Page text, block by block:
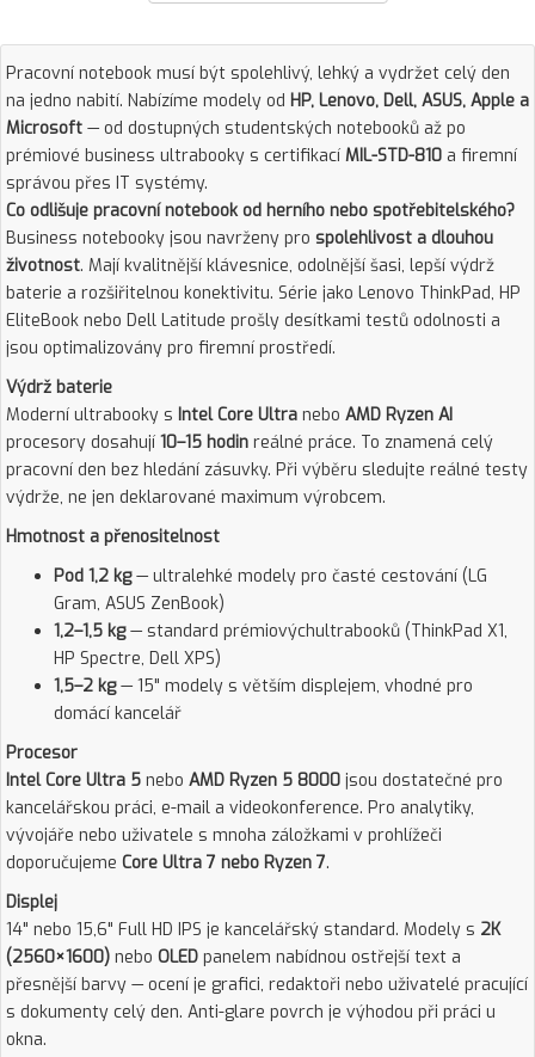
Pracovní notebook musí být spolehlivý, lehký a vydržet celý den
na jedno nabití. Nabízíme modely od HP, Lenovo, Dell, ASUS, Apple a
Microsoft — od dostupných studentských notebooků až po
prémiové business ultrabooky s certifikací MIL-STD-810 a firemní
správou přes IT systémy.
Co odlišuje pracovní notebook od herního nebo spotřebitelského?
Business notebooky jsou navrženy pro spolehlivost a dlouhou
životnost. Mají kvalitnější klávesnice, odolnější šasi, lepší výdrž
baterie a rozšiřitelnou konektivitu. Série jako Lenovo ThinkPad, HP
EliteBook nebo Dell Latitude prošly desítkami testů odolnosti a
jsou optimalizovány pro firemní prostředí.
Výdrž baterie
Moderní ultrabooky s Intel Core Ultra nebo AMD Ryzen AI
procesory dosahují 10–15 hodin reálné práce. To znamená celý
pracovní den bez hledání zásuvky. Při výběru sledujte reálné testy
výdrže, ne jen deklarované maximum výrobcem.
Hmotnost a přenositelnost
Pod 1,2 kg— ultralehké modely pro časté cestování (LG
Gram, ASUS ZenBook)
1,2–1,5 kg— standard prémiovýchultrabooků (ThinkPad X1,
HP Spectre, Dell XPS)
1,5–2 kg— 15" modely s větším displejem, vhodné pro
domácí kancelář
Procesor
Intel Core Ultra 5 nebo AMD Ryzen 5 8000 jsou dostatečné pro
kancelářskou práci, e-mail a videokonference. Pro analytiky,
vývojáře nebo uživatele s mnoha záložkami v prohlížeči
doporučujeme Core Ultra 7 nebo Ryzen 7.
Displej
14" nebo 15,6" Full HD IPS je kancelářský standard. Modely s 2K
(2560×1600) nebo OLED panelem nabídnou ostřejší text a
přesnější barvy — ocení je grafici, redaktoři nebo uživatelé pracující
s dokumenty celý den. Anti-glare povrch je výhodou při práci u
okna.